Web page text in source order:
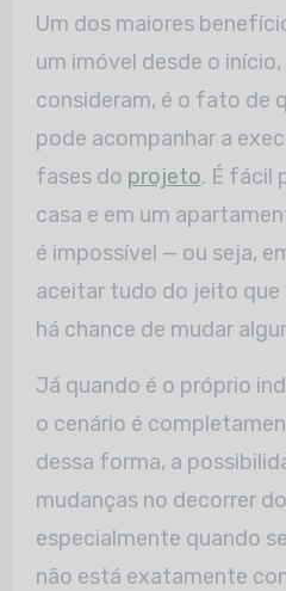
Um dos maiores
um imóvel desde o
consideram, é o fato de
pode acompanhar a
fases do projeto. É fácil
casa e em um
é impossível — ou seja,
aceitar tudo do jeito que
há chance de mudar
Já quando é o próprio
o cenário é
dessa forma, a
mudanças no decorrer
especialmente quando
não está exatamente